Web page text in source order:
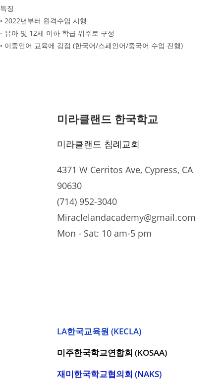
특징
◦ 2022년부터 원격수업 시행
◦ 유아 및 12세 이하 학급 위주로 구성
◦ 이중언어 교육에 강점 (한국어/스페인어/중국어 수업 진행)
미라클랜드 한국학교
미라클랜드 침례교회
4371 W Cerritos Ave, Cypress, CA
90630
(714) 952-3040
Miraclelandacademy@gmail.com
Mon - Sat: 10 am-5 pm
LA한국교육원 (KECLA)
미주한국학교연합회 (KOSAA)
재미한국학교협의회 (NAKS)